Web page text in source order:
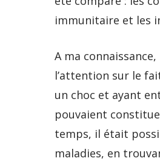
immunitaire et les
A ma
l’attention sur le
un choc et ayant
pouvaient
temps, il était
maladies, en